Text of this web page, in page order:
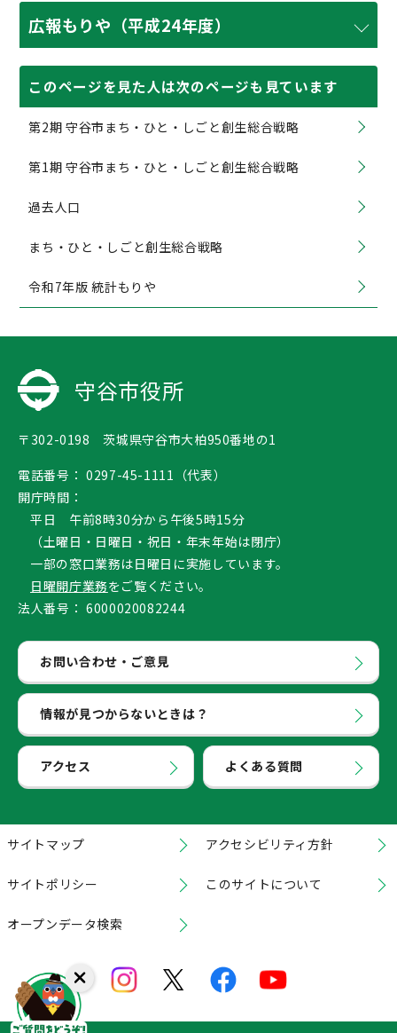
広報もりや（平成24年度）
このページを見た人は次のページも見ています
第2期 守谷市まち・ひと・しごと創生総合戦略
第1期 守谷市まち・ひと・しごと創生総合戦略
過去人口
まち・ひと・しごと創生総合戦略
令和7年版 統計もりや
守谷市役所
〒302-0198 茨城県守谷市大柏950番地の1
電話番号： 0297-45-1111（代表）
開庁時間：
平日 午前8時30分から午後5時15分
（土曜日・日曜日・祝日・年末年始は閉庁）
一部の窓口業務は日曜日に実施しています。
日曜開庁業務をご覧ください。
法人番号： 6000020082244
お問い合わせ・ご意見
情報が見つからないときは？
アクセス よくある質問
サイトマップ アクセシビリティ方針
サイトポリシー このサイトについて
オープンデータ検索